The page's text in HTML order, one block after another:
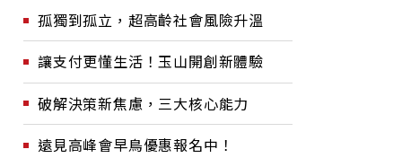
孤獨到孤立，超高齡社會風險升溫
讓支付更懂生活！玉山開創新體驗
破解決策新焦慮，三大核心能力
遠見高峰會早鳥優惠報名中！